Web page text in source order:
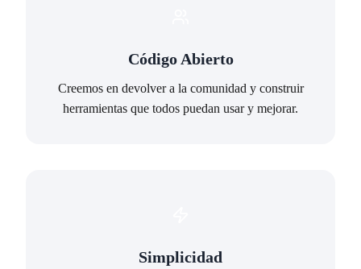
Código Abierto
Creemos en devolver a la comunidad y construir
herramientas que todos puedan usar y mejorar.
Simplicidad